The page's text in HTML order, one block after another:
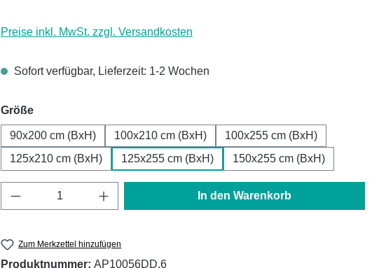
Preise inkl. MwSt. zzgl. Versandkosten
Sofort verfügbar, Lieferzeit: 1-2 Wochen
Größeauswählen
90x200 cm (BxH) 100x210 cm (BxH)
100x255 cm (BxH)
125x210 cm (BxH)
125x255 cm (BxH) 150x255 cm (BxH)
Produkt Anzahl: Gib den gewünschten Wert ein
In den Warenkorb
Zum Merkzettel hinzufügen
Produktnummer: AP10056DD.6